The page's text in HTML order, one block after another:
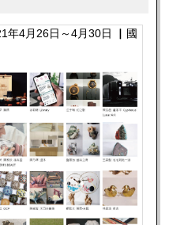
年4月26日～4月30日 ▏國